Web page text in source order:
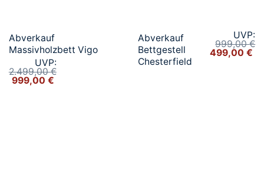
Abverkauf
Massivholzbett Vigo
UVP:
2.499,00€
Ursprünglicher
Preis
999,00 €Aktueller
Abverkauf
Bettgestell
Chesterfield
UVP:
999,00€
Preis
499,00€